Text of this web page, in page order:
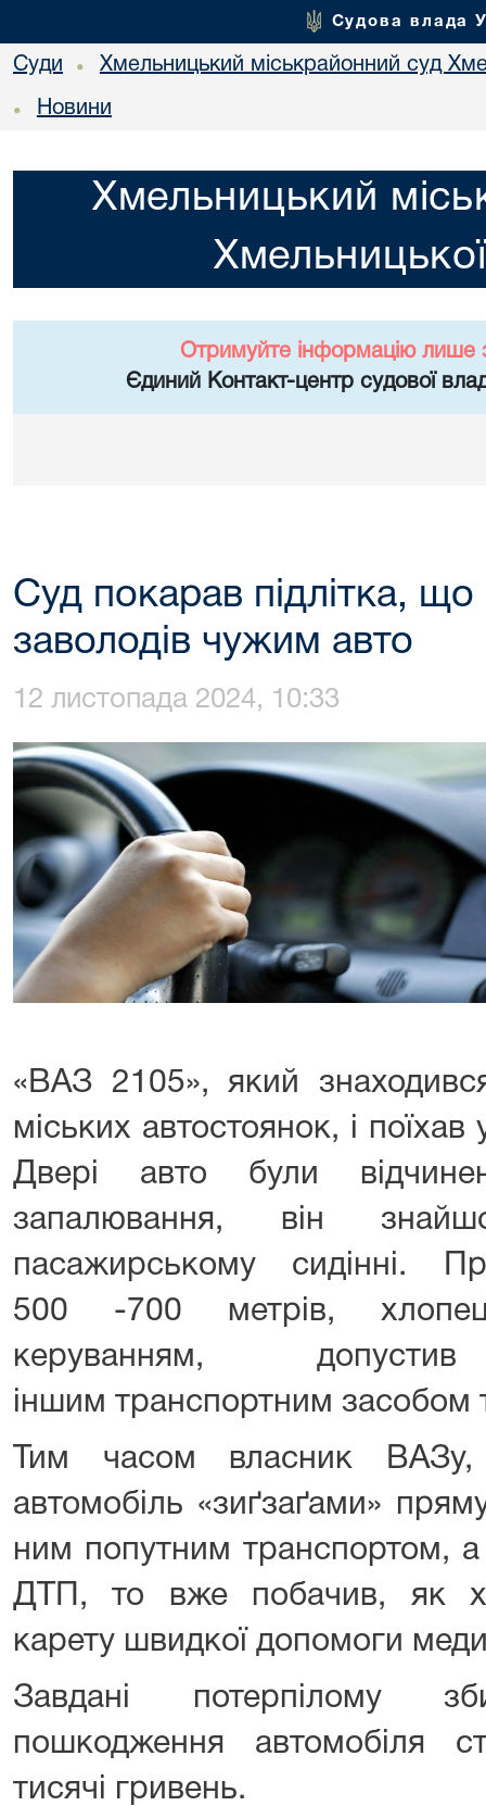
Судова влада
Суди • Хмельницький міськрайонний суд
• Новини
Хмельницький
Отримуйте інформацію лише
Єдиний Контакт-центр судової
Суд покарав підлітка,
заволодів чужим авто
12 листопада 2024, 10:33
«ВАЗ 2105», який
міських автостоянок, і
Двері авто були
запалювання, він
пасажирському сидінні.
500 -700 метрів,
керуванням,
іншим транспортним засобом
Тим часом власник
автомобіль «зиґзаґами»
ним попутним транспортом, а
ДТП, то вже побачив, як
карету швидкої допомоги
Завдані потерпілому
пошкодження автомобіля
тисячі гривень.